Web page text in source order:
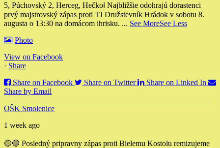
5, Púchovský 2, Herceg, Hečkoℹ️ Najbližšie odohrajú dorastenci
prvý majstrovský zápas proti TJ Družstevník Hrádok v sobotu 8.
augusta o 13:30 na domácom ihrisku. ... See MoreSee Less
Photo
View on Facebook
· Share
Share on Facebook
Share on Twitter
Share on Linked In
Share by Email
OŠK Smolenice
1 week ago
🟡🔵 Posledný pripravny zápas proti Bielemu Kostolu remizujeme